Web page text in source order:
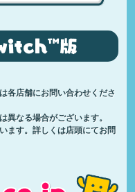
各店舗にお問い合わせくださ
異なる場合がございます。
ます。詳しくは店頭にてお問